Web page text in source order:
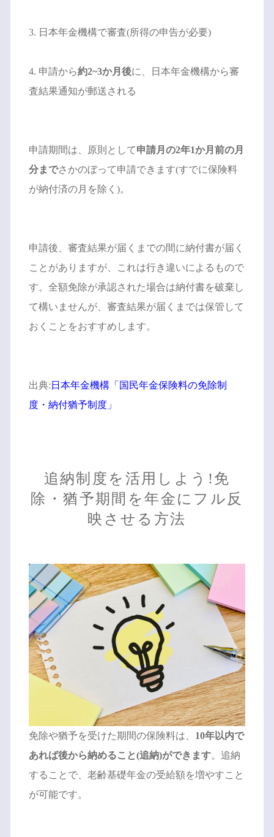
3. 日本年金機構で審査(所得の申告が必要)
4. 申請から約2~3か月後に、日本年金機構から審
査結果通知が郵送される
申請期間は、原則として申請月の2年1か月前の月
分までさかのぼって申請できます(すでに保険料
が納付済の月を除く)。
申請後、審査結果が届くまでの間に納付書が届く
ことがありますが、これは行き違いによるもので
す。全額免除が承認された場合は納付書を破棄し
て構いませんが、審査結果が届くまでは保管して
おくことをおすすめします。
出典: 日本年金機構「国民年金保険料の免除制
度・納付猶予制度」
追納制度を活用しよう!免
除・猶予期間を年金にフル反
映させる方法
免除や猶予を受けた期間の保険料は、 10年以内で
あれば後から納めること(追納)ができます。追納
することで、老齢基礎年金の受給額を増やすこと
が可能です。